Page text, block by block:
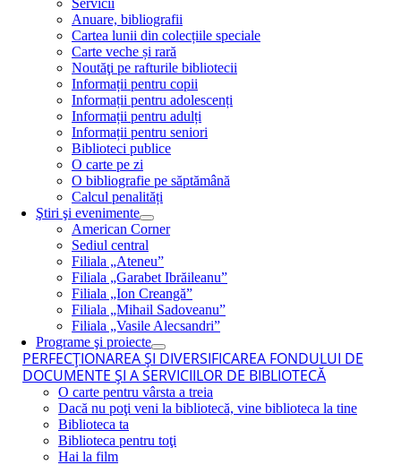
Servicii
Anuare, bibliografii
Cartea lunii din colecțiile speciale
Carte veche și rară
Noutăţi pe rafturile bibliotecii
Informații pentru copii
Informații pentru adolescenți
Informații pentru adulți
Informații pentru seniori
Biblioteci publice
O carte pe zi
O bibliografie pe săptămână
Calcul penalități
Ştiri şi evenimente
American Corner
Sediul central
Filiala „Ateneu”
Filiala „Garabet Ibrăileanu”
Filiala „Ion Creangă”
Filiala „Mihail Sadoveanu”
Filiala „Vasile Alecsandri”
Programe şi proiecte
PERFECŢIONAREA ŞI DIVERSIFICAREA FONDULUI DE
DOCUMENTE ŞI A SERVICIILOR DE BIBLIOTECĂ
O carte pentru vârsta a treia
Dacă nu poţi veni la bibliotecă, vine biblioteca la tine
Biblioteca ta
Biblioteca pentru toţi
Hai la film